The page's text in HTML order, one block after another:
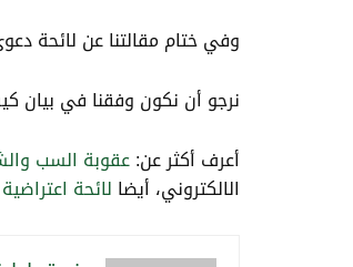
وفي ختام مقالتنا عن لائحة
نرجو أن نكون وفقنا في بيان
أعرف أكثر عن:عقوبة السب
الالكتروني، أيضا لائحة